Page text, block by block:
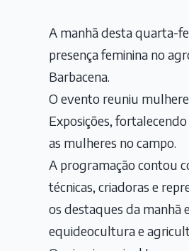
A manhã desta quarta-
presença feminina no
Barbacena.
O evento reuniu
Exposições,
as mulheres no campo.
A programação contou
técnicas, criadoras e
os destaques da manhã
equideocultura e